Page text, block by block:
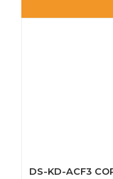
DS-KD-ACF3